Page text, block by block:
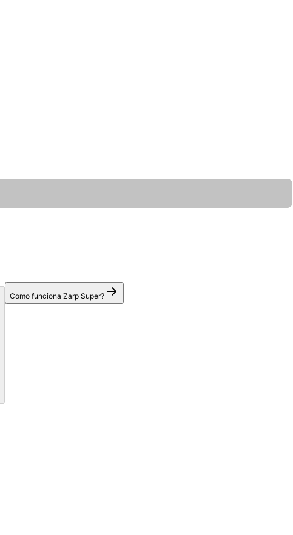
Como funciona Zarp Super?